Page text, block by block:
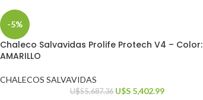
-5%
Chaleco Salvavidas Prolife Protech V4 – Color:
AMARILLO
CHALECOS SALVAVIDAS
U$S5,687.36 U$S 5,402.99